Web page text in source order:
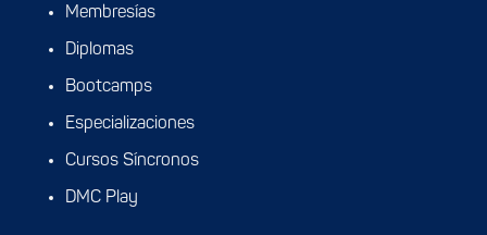
Membresías
Diplomas
Bootcamps
Especializaciones
Cursos Síncronos
DMC Play